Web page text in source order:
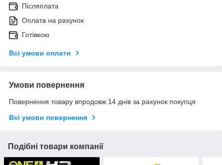
Післяплата
Оплата на рахунок
Готівкою
Всі умови оплати
Умови повернення
Повернення товару впродовж 14 днів за рахунок покупця
Всі умови повернення
Подібні товари компанії